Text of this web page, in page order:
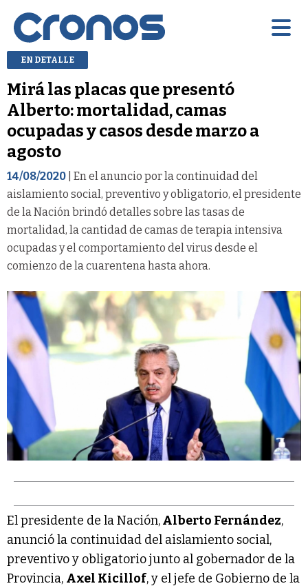
EN DETALLE
Mirá las placas que presentó
Alberto: mortalidad, camas
ocupadas y casos desde marzo a
agosto
14/08/2020 | En el anuncio por la continuidad del
aislamiento social, preventivo y obligatorio, el presidente
de la Nación brindó detalles sobre las tasas de
mortalidad, la cantidad de camas de terapia intensiva
ocupadas y el comportamiento del virus desde el
comienzo de la cuarentena hasta ahora.
El presidente de la Nación,Alberto Fernández,
anunció la continuidad del aislamiento social,
preventivo y obligatorio junto al gobernador de la
Provincia, Axel Kicillof, y el jefe de Gobierno de la